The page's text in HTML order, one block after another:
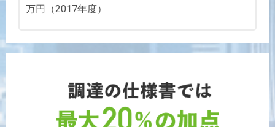
万円（2017年度）